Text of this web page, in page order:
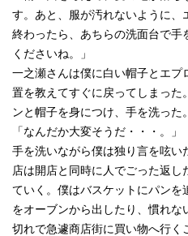
す。あと、服が汚れないように、
終わったら、あちらの洗面台で手
くださいね。」
一之瀬さんは僕に白い帽子とエプ
置を教えてすぐに戻ってしまった
ンと帽子を身につけ、手を洗った。
「なんだか大変そうだ・・・。」
手を洗いながら僕は独り言を呟い
店は開店と同時に人でごった返し
ていく。僕はバスケットにパンを
をオーブンから出したり、慣れ
切れで急遽商店街に買い物へ行く